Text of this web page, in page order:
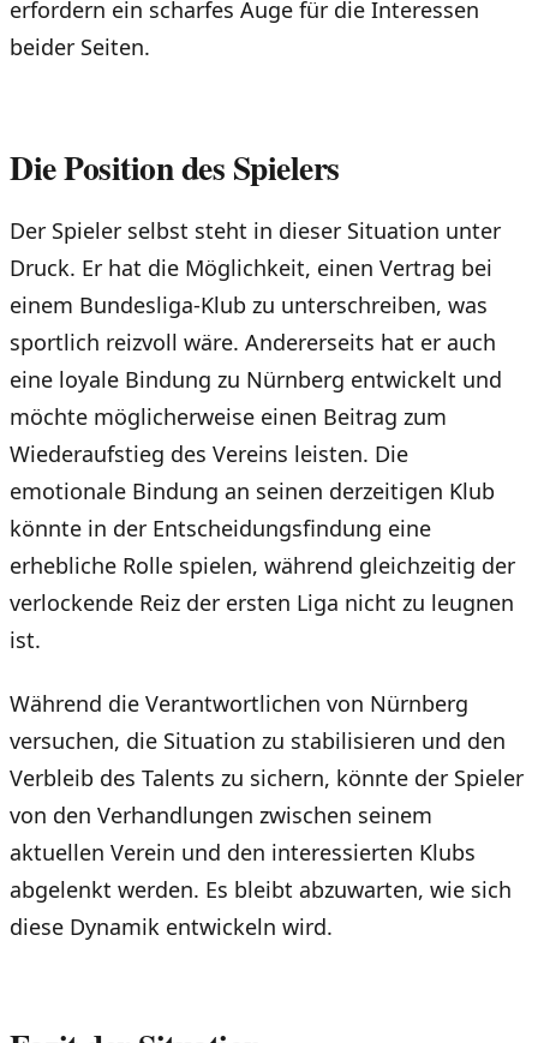
erfordern ein scharfes Auge für die Interessen
beider Seiten.
Die Position des Spielers
Der Spieler selbst steht in dieser Situation unter
Druck. Er hat die Möglichkeit, einen Vertrag bei
einem Bundesliga-Klub zu unterschreiben, was
sportlich reizvoll wäre. Andererseits hat er auch
eine loyale Bindung zu Nürnberg entwickelt und
möchte möglicherweise einen Beitrag zum
Wiederaufstieg des Vereins leisten. Die
emotionale Bindung an seinen derzeitigen Klub
könnte in der Entscheidungsfindung eine
erhebliche Rolle spielen, während gleichzeitig der
verlockende Reiz der ersten Liga nicht zu leugnen
ist.
Während die Verantwortlichen von Nürnberg
versuchen, die Situation zu stabilisieren und den
Verbleib des Talents zu sichern, könnte der Spieler
von den Verhandlungen zwischen seinem
aktuellen Verein und den interessierten Klubs
abgelenkt werden. Es bleibt abzuwarten, wie sich
diese Dynamik entwickeln wird.